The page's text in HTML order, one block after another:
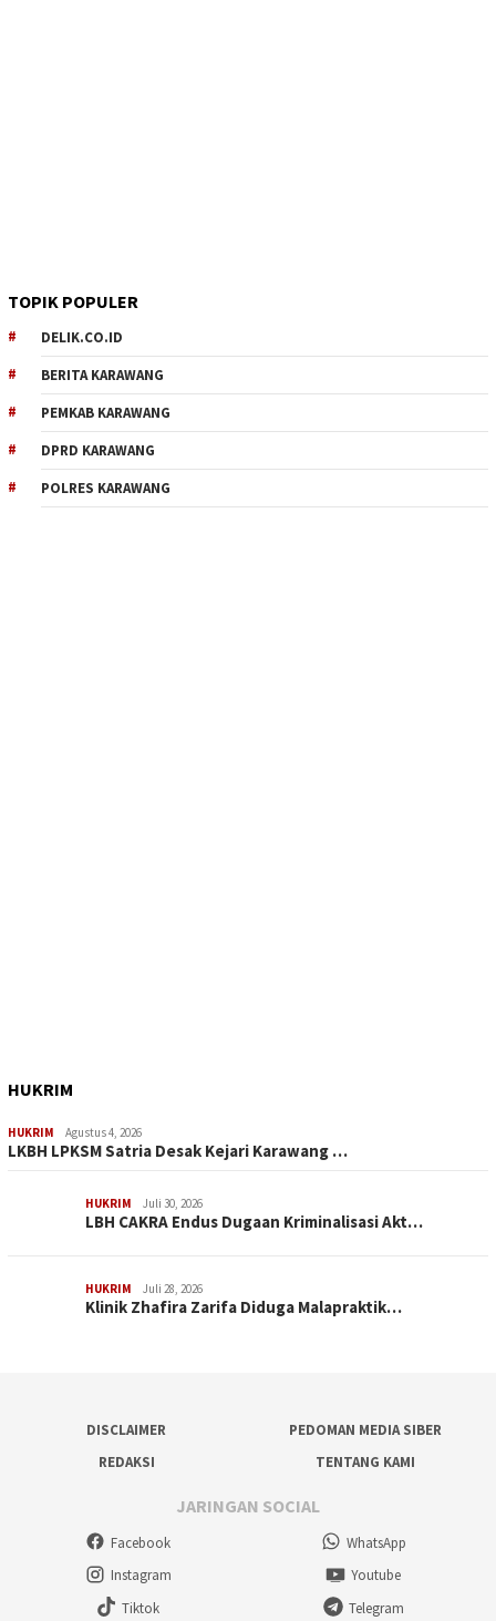
TOPIK POPULER
DELIK.CO.ID
BERITA KARAWANG
PEMKAB KARAWANG
DPRD KARAWANG
POLRES KARAWANG
HUKRIM
HUKRIM Agustus 4, 2026
LKBH LPKSM Satria Desak Kejari Karawang …
HUKRIM Juli 30, 2026
LBH CAKRA Endus Dugaan Kriminalisasi Akt…
HUKRIM Juli 28, 2026
Klinik Zhafira Zarifa Diduga Malapraktik…
DISCLAIMER
PEDOMAN MEDIA SIBER
REDAKSI
TENTANG KAMI
JARINGAN SOCIAL
Facebook
WhatsApp
Instagram
Youtube
Tiktok
Telegram